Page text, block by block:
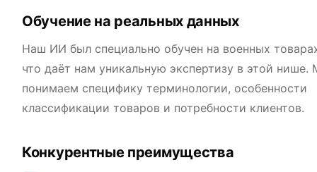
Обучение на реальных данных
Наш ИИ был специально обучен на военных
что даёт нам уникальную экспертизу в этой нише.
понимаем специфику терминологии, особенности
классификации товаров и потребности клиентов.
Конкурентные преимущества